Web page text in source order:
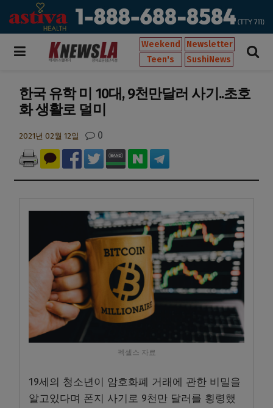
Weekend
Newsletter
Teen's
SushiNews
한국 유학 미 10대, 9천만달러 사기..초호
화 생활로 덜미
2021년 02월 12일 0
펙셀스 자료
19세의 청소년이 암호화폐 거래에 관한 비밀을
알고있다며 폰지 사기로 9천만 달러를 횡령했